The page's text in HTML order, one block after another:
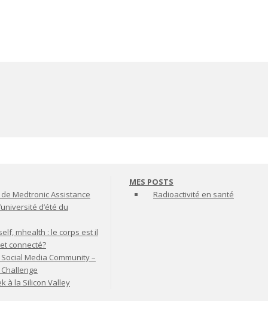
Medtronic Assistance
d’été du
mhealth : le corps est il
connecté?
Media Community –
à la Silicon Valley
MES POSTS
Radioactivité en santé